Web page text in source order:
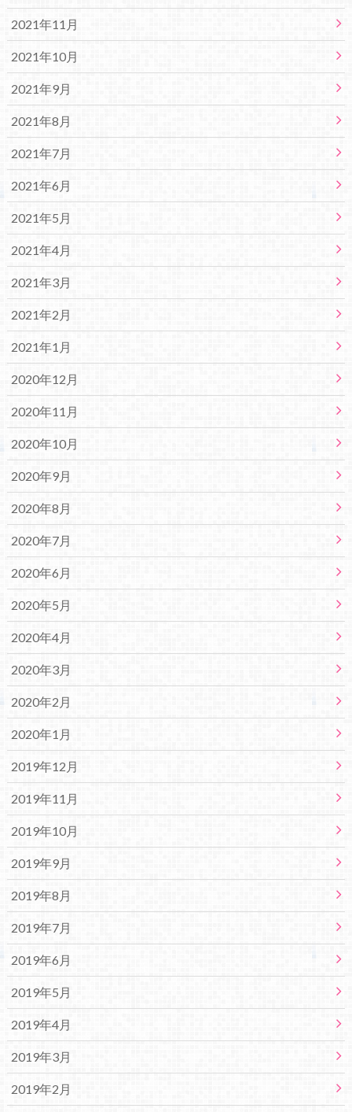
2021年11月
2021年10月
2021年9月
2021年8月
2021年7月
2021年6月
2021年5月
2021年4月
2021年3月
2021年2月
2021年1月
2020年12月
2020年11月
2020年10月
2020年9月
2020年8月
2020年7月
2020年6月
2020年5月
2020年4月
2020年3月
2020年2月
2020年1月
2019年12月
2019年11月
2019年10月
2019年9月
2019年8月
2019年7月
2019年6月
2019年5月
2019年4月
2019年3月
2019年2月